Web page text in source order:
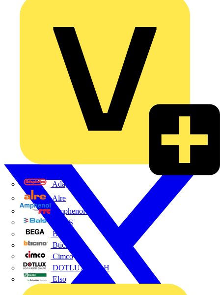
Adaptaflex
Alre
Amphenol FTG
BALS
Bega
Bticino
Cimco
DOTLUX GmbH
Elso